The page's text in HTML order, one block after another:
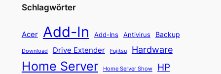
Schlagwörter
Acer Add-In Add-Ins Antivirus Backup
Download Drive Extender Fujitsu Hardware
Home Server Home Server Show HP